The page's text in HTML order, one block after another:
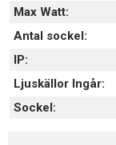
Max Watt:
Antal sockel:
IP:
Ljuskällor Ingår:
Sockel: